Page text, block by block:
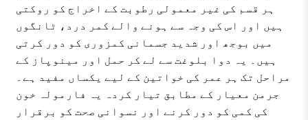
ہر قسم کی غیر معمولی رطوبت کے اخراج کو روکتی
ہیں اور اس کی وجہ سے ہونے والے کمر درد، ٹانگوں
میں بوجھ اور شدید جسمانی کمزوری کو دور کرتی
ہیں۔ یہ دوا بلوغت سے لے کر حمل اور مینوپاز کے
مراحل تک ہر عمر کی خواتین کے لیے یکساں مفید ہے۔
جرمن معیار کے مطابق تیار کردہ یہ فارمولہ خون
کی کمی کو دور کرنے اور نسوانی صحت کو برقرار